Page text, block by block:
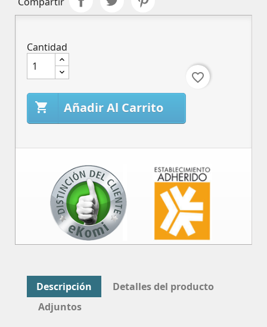
Cantidad
 Añadir Al Carrito
favorite_border
Descripción
Detalles del producto
Adjuntos